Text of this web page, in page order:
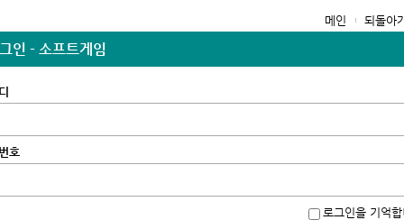
메인 되돌아
인 - 소프트게임
호
로그인을 기억합